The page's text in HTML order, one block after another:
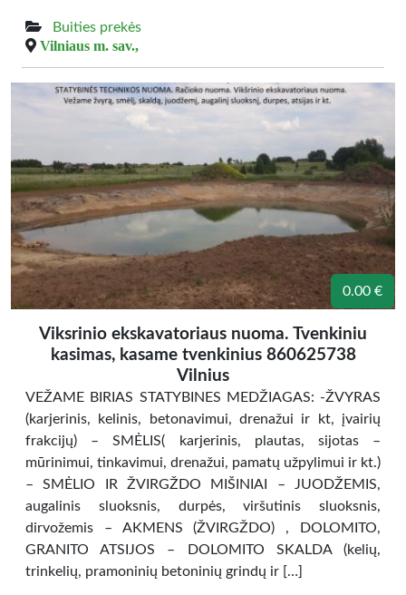
Buities prekės
Vilniaus m. sav.,
0.00 €
Viksrinio ekskavatoriaus nuoma. Tvenkiniu
kasimas, kasame tvenkinius 860625738
Vilnius
VEŽAME BIRIAS STATYBINES MEDŽIAGAS: -ŽVYRAS
(karjerinis, kelinis, betonavimui, drenažui ir kt, įvairių
frakcijų) – SMĖLIS( karjerinis, plautas, sijotas –
mūrinimui, tinkavimui, drenažui, pamatų užpylimui ir kt.)
– SMĖLIO IR ŽVIRGŽDO MIŠINIAI – JUODŽEMIS,
augalinis sluoksnis, durpės, viršutinis sluoksnis,
dirvožemis – AKMENS (ŽVIRGŽDO) , DOLOMITO,
GRANITO ATSIJOS – DOLOMITO SKALDA (kelių,
trinkelių, pramoninių betoninių grindų ir […]